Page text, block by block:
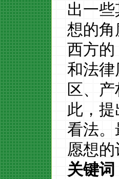
出一
想的
西方
和法
区、
此，
看法
愿想的
关键词